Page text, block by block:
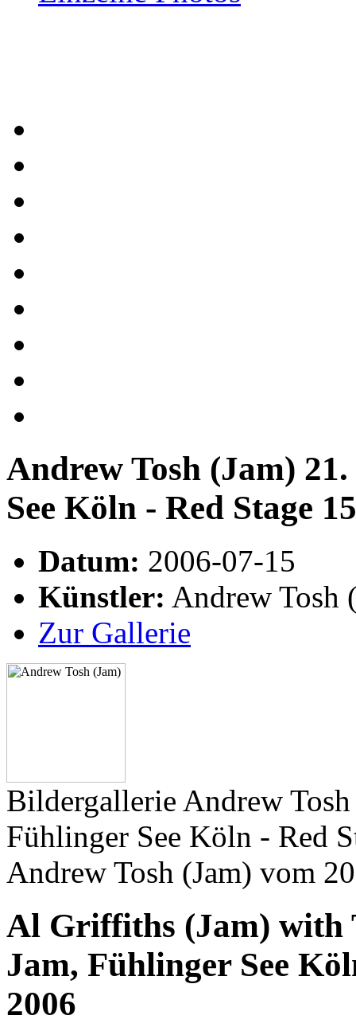
Andrew Tosh (Jam)
See Köln - Red Stage
Datum: 2006-07-15
Künstler: Andrew Tosh
Zur Gallerie
Bildergallerie Andrew
Fühlinger See Köln - Red
Andrew Tosh (Jam) vom
Al Griffiths (Jam) with
Jam, Fühlinger See
2006